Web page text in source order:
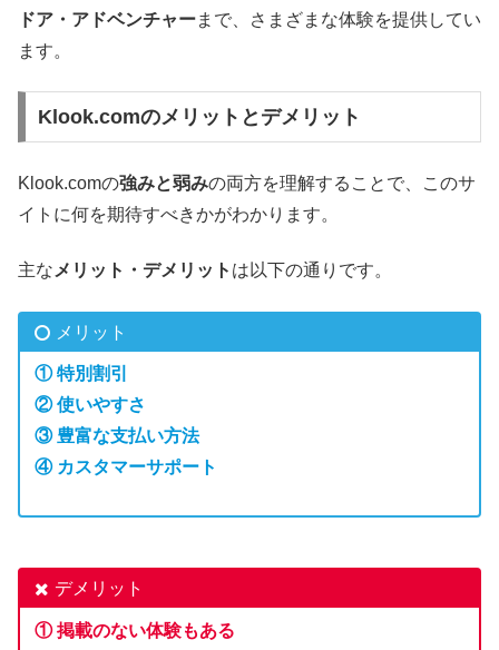
ドア・アドベンチャーまで、さまざまな体験を提供してい
ます。
Klook.comのメリットとデメリット
Klook.comの強みと弱みの両方を理解することで、このサ
イトに何を期待すべきかがわかります。
主な メリット・デメリット は以下の通りです。
メリット
① 特別割引
② 使いやすさ
③ 豊富な支払い方法
④ カスタマーサポート
デメリット
① 掲載のない体験もある